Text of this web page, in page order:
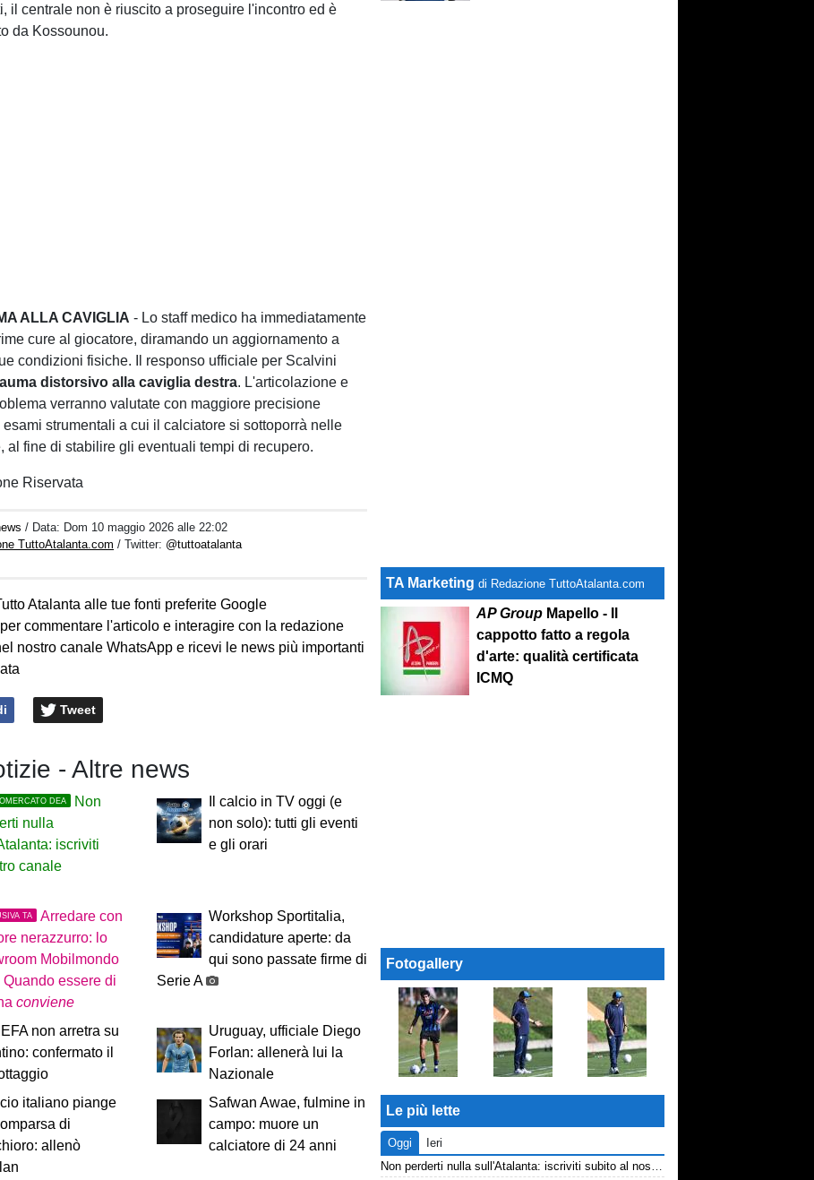
il centrale non è riuscito a proseguire l'incontro ed è
da Kossounou.
ALLA CAVIGLIA - Lo staff medico ha immediatamente
cure al giocatore, diramando un aggiornamento a
condizioni fisiche. Il responso ufficiale per Scalvini
distorsivo alla caviglia destra. L'articolazione e
verranno valutate con maggiore precisione
strumentali a cui il calciatore si sottoporrà nelle
al fine di stabilire gli eventuali tempi di recupero.
Riservata
/ Data: Dom 10 maggio 2026 alle 22:02
TuttoAtalanta.com / Twitter: @tuttoatalanta
Atalanta alle tue fonti preferite Google
commentare l'articolo e interagire con la redazione
nostro canale WhatsApp e ricevi le news più importanti
Tweet
- Altre news
DEA
Non
nulla
iscriviti
canale
Il calcio in TV oggi (e
non solo): tutti gli eventi
e gli orari
TA
Arredare con
nerazzurro: lo
Mobilmondo
essere di
conviene
Workshop Sportitalia,
candidature aperte: da
qui sono passate firme di
Serie A
non arretra su
confermato il
Uruguay, ufficiale Diego
Forlan: allenerà lui la
Nazionale
italiano piange
di
allenò
Safwan Awae, fulmine in
campo: muore un
calciatore di 24 anni
TA Marketing di Redazione TuttoAtalanta.com
AP Group Mapello - Il
cappotto fatto a regola
d'arte: qualità certificata
ICMQ
Fotogallery
Le più lette
Oggi
Ieri
Non perderti nulla sull'Atalanta: iscriviti subito al nostro canale WhatsApp!